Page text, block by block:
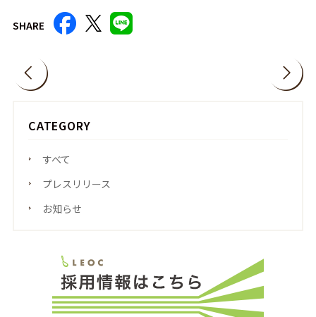
SHARE
CATEGORY
すべて
プレスリリース
お知らせ